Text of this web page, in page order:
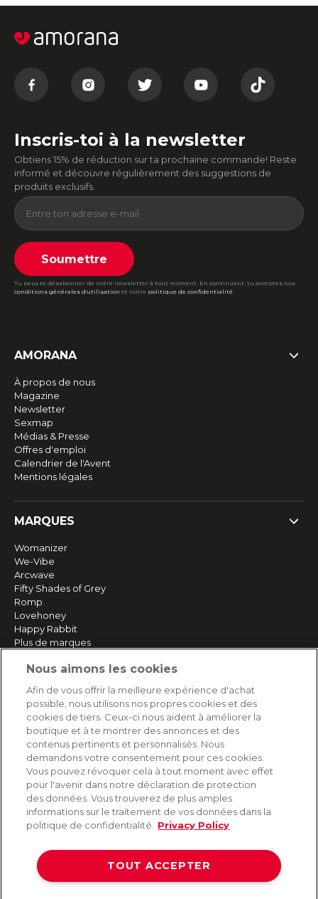
Inscris-toi à la newsletter
Obtiens 15% de réduction sur ta prochaine commande! Reste
informé et découvre régulièrement des suggestions de
produits exclusifs.
Soumettre
Tu peux te désabonner de notre newsletter à tout moment. En continuant, tu acceptes nos
conditions générales d'utilisation et notre politique de confidentialité.
AMORANA
À propos de nous
Magazine
Newsletter
Sexmap
Médias & Presse
Offres d'emploi
Calendrier de l'Avent
Mentions légales
MARQUES
Womanizer
We-Vibe
Arcwave
Fifty Shades of Grey
Romp
Lovehoney
Happy Rabbit
Plus de marques
SERVICE
Livraison rapide et gratuite
Retours & remboursements
Paiement sécurisé
AIDE
Contact
Livraison et expédition
Foire aux questions
Protection des données
Nous aimons les cookies
Afin de vous offrir la meilleure expérience d'achat
possible, nous utilisons nos propres cookies et des
cookies de tiers. Ceux-ci nous aident à améliorer la
boutique et à te montrer des annonces et des
contenus pertinents et personnalisés. Nous
demandons votre consentement pour ces cookies.
Vous pouvez révoquer cela à tout moment avec effet
pour l'avenir dans notre déclaration de protection
des données. Vous trouverez de plus amples
informations sur le traitement de vos données dans la
politique de confidentialité.
Privacy Policy
TOUT ACCEPTER